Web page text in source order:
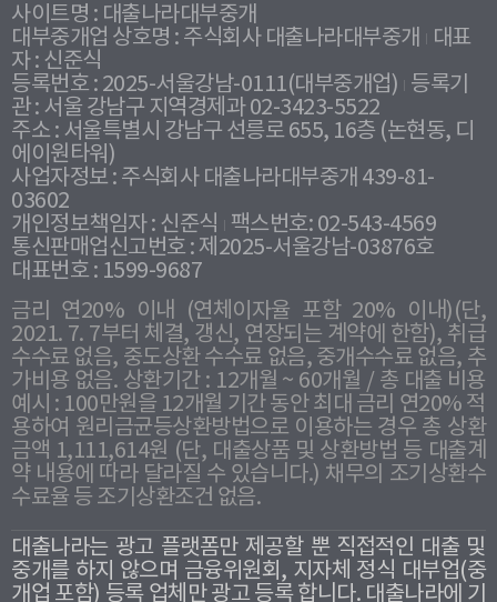
사이트명 : 대출나라대부중개
대부중개업 상호명 : 주식회사 대출나라대부중개
대표
자 : 신준식
등록번호 : 2025-서울강남-0111(대부중개업) 등록기
관 : 서울 강남구 지역경제과 02-3423-5522
주소 : 서울특별시 강남구 선릉로 655, 16층 (논현동, 디
에이원타워)
사업자정보 : 주식회사 대출나라대부중개 439-81-
03602
개인정보책임자 : 신준식
팩스번호: 02-543-4569
통신판매업신고번호 : 제2025-서울강남-03876호
대표번호 : 1599-9687
금리 연20% 이내 (연체이자율 포함 20% 이내)(단,
2021. 7. 7부터 체결, 갱신, 연장되는 계약에 한함), 취급
수수료 없음, 중도상환 수수료 없음, 중개수수료 없음, 추
가비용 없음. 상환기간 : 12개월 ~ 60개월 / 총 대출 비용
예시 : 100만원을 12개월 기간 동안 최대 금리 연20% 적
용하여 원리금균등상환방법으로 이용하는 경우 총 상환
금액 1,111,614원 (단, 대출상품 및 상환방법 등 대출계
약 내용에 따라 달라질 수 있습니다.) 채무의 조기상환수
수료율 등 조기상환조건 없음.
대출나라는 광고 플랫폼만 제공할 뿐 직접적인 대출 및
중개를 하지 않으며 금융위원회, 지자체 정식 대부업(중
개업 포함) 등록 업체만 광고 등록 합니다. 대출나라에 기